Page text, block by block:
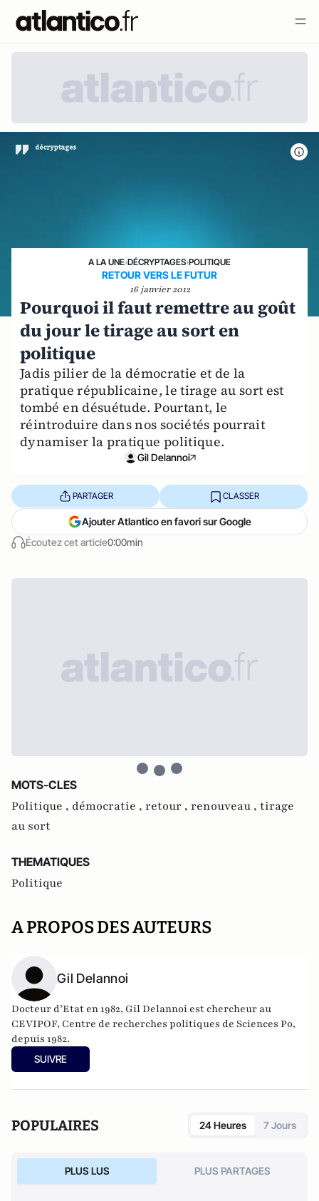
A LA UNE›DÉCRYPTAGES›POLITIQUE
RETOUR VERS LE FUTUR
16 janvier 2012
Pourquoi il faut remettre au goût
du jour le tirage au sort en
politique
Jadis pilier de la démocratie et de la
pratique républicaine, le tirage au sort est
tombé en désuétude. Pourtant, le
réintroduire dans nos sociétés pourrait
dynamiser la pratique politique.
Gil Delannoi
Écoutez cet article0:00min
PARTAGER CLASSER
Ajouter Atlantico en favori sur Google
MOTS-CLES
Politique , démocratie , retour , renouveau , tirage
au sort
THEMATIQUES
Politique
A PROPOS DES AUTEURS
Gil Delannoi
Docteur d’Etat en 1982, Gil Delannoi est chercheur au
CEVIPOF, Centre de recherches politiques de Sciences Po,
depuis 1982.
SUIVRE
POPULAIRES 24 Heures 7 Jours
PLUS LUS PLUS PARTAGES